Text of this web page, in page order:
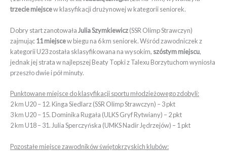
trzecie miejscew klasyfikacji drużynowej w kategorii seniorek.
Dobry start zanotowałaJulia Szymkiewicz(SSR Olimp Strawczyn)
zajmując11 miejscew biegu na 6 km seniorek. Wśród zawodniczek z
kategorii U23 została sklasyfikowana na wysokim, szóstym miejscu,
jednak jej strata w najlepszej Beaty Topki z Talexu Borzytuchom wyniosła
przeszło dwie i pół minuty.
Punktowane miejsce do klasyfikacji sportu młodzieżowego zdobyli:
2 km U20 – 12. Kinga Siedlarz (SSR Olimp Strawczyn) – 3 pkt
3 km U20 – 15. Dominika Rugała (ULKS Gryf Rytwiany) – 2 pkt
2 km U18 – 31. Julia Sperczyńska (UMKS Nadir Jędrzejów) – 1 pkt
Pozostałe miejsce zawodników świętokrzyskich klubów: